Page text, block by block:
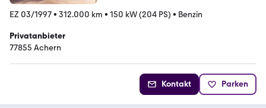
EZ 03/1997• 312.000 km • 150 kW (204 PS) • Benzin
Privatanbieter
77855 Achern
Kontakt Parken